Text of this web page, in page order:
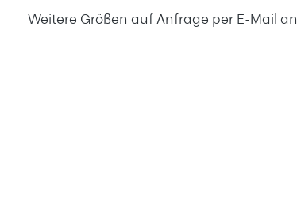
Weitere Größen auf Anfrage per E-Mail an